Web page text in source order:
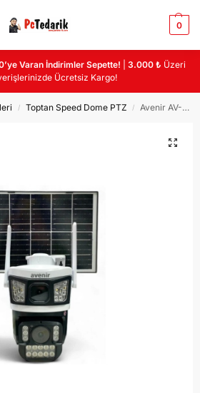
0
Varan İndirimler Sepette! |3.000 ₺ Üzeri
Ücretsiz Kargo!
/ Toptan Speed Dome PTZ / Avenir AV-S425 2 Kameralı 4g Sim Kartlı Aov(Sürekli Kayıt) 6mp Solar